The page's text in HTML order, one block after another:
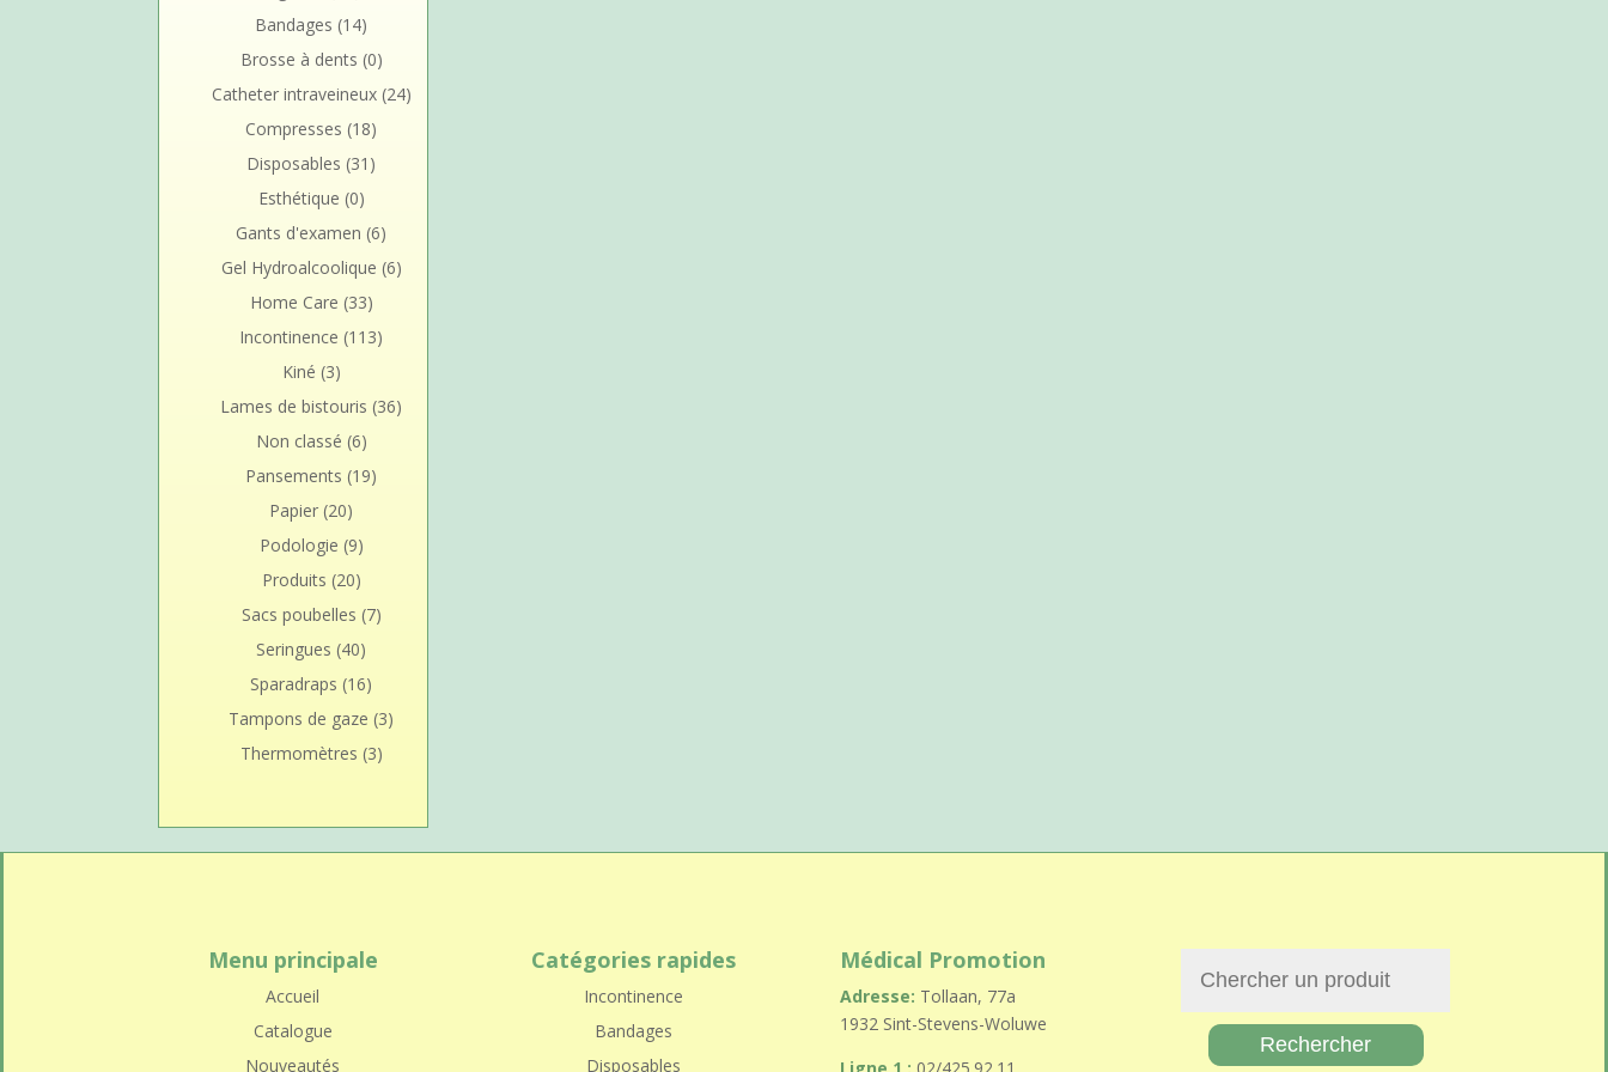
Bandages (14)
Brosse à dents (0)
Catheter intraveineux (24)
Compresses (18)
Disposables (31)
Esthétique (0)
Gants d'examen (6)
Gel Hydroalcoolique (6)
Home Care (33)
Incontinence (113)
Kiné (3)
Lames de bistouris (36)
Non classé (6)
Pansements (19)
Papier (20)
Podologie (9)
Produits (20)
Sacs poubelles (7)
Seringues (40)
Sparadraps (16)
Tampons de gaze (3)
Thermomètres (3)
Menu principale
Accueil
Catalogue
Nouveautés
Catégories rapides
Incontinence
Bandages
Disposables
Médical Promotion
Adresse: Tollaan, 77a
1932 Sint-Stevens-Woluwe